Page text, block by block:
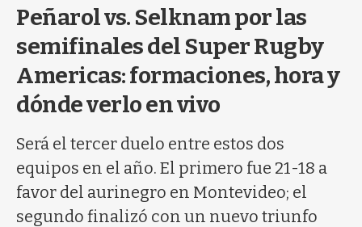
q
Peñarol vs. Selknam por las
semifinales del Super Rugby
Americas: formaciones, hora y
dónde verlo en vivo
Será el tercer duelo entre estos dos
equipos en el año. El primero fue 21-18 a
favor del aurinegro en Montevideo; el
segundo finalizó con un nuevo triunfo